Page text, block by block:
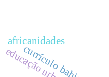
e
d
u
c
a
ç
ã
o
r
b
a
n
a
currículo bahia
africanidades